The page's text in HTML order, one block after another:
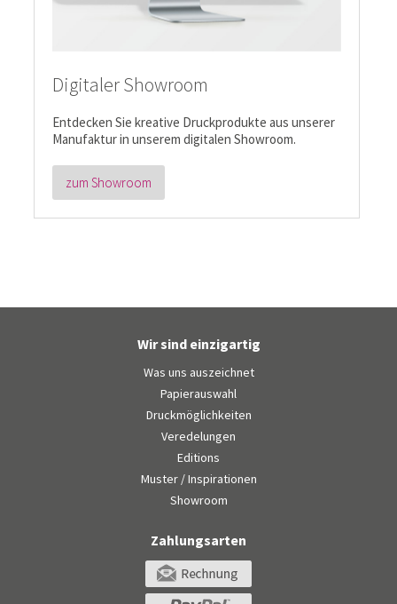
Digitaler Showroom
Entdecken Sie kreative Druckprodukte aus unserer
Manufaktur in unserem digitalen Showroom.
zum Showroom
Wir sind einzigartig
Was uns auszeichnet
Papierauswahl
Druckmöglichkeiten
Veredelungen
Editions
Muster / Inspirationen
Showroom
Zahlungsarten